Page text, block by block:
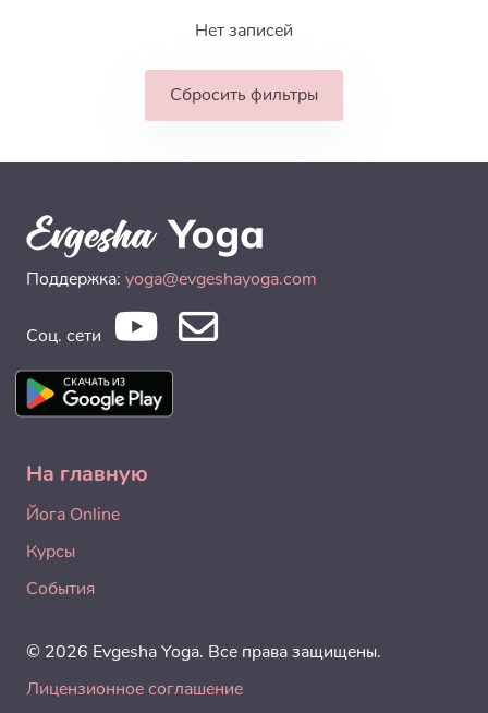
Нет записей
Сбросить фильтры
Поддержка: yoga@evgeshayoga.com
Соц. сети
На главную
Йога Online
Курсы
События
© 2026 Evgesha Yoga. Все права защищены.
Лицензионное соглашение